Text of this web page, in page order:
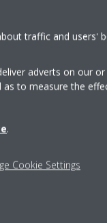
traffic and users'
adverts on our
to measure the
.
Cookie Settings